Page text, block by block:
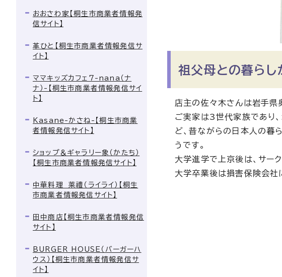
祖父母との暮らし
店主の佐々木さんは岩手県
ご実家は3世代家族であり
ど、昔ながらの日本人の暮
うです。
大学進学で上京後は、サー
大学卒業後は損害保険会社
おおさわ家【桐生市商業者情報発
信サイト】
革ひと【桐生市商業者情報発信サ
イト】
ママキッズカフェ7-nana（ナ
ナ）-【桐生市商業者情報発信サイ
ト】
Kasane-かさね-【桐生市商業
者情報発信サイト】
ショップ＆ギャラリー象（かたち）
【桐生市商業者情報発信サイト】
中華料理 莱禮（ライライ）【桐生
市商業者情報発信サイト】
田中商店【桐生市商業者情報発信
サイト】
BURGER HOUSE（バーガーハ
ウス）【桐生市商業者情報発信サ
イト】